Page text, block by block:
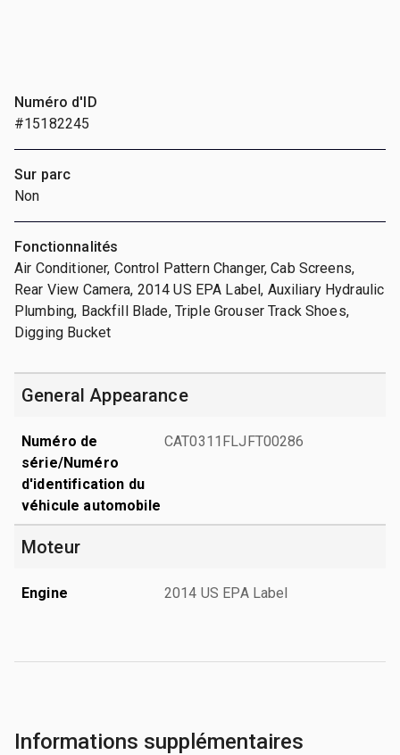
Numéro d'ID
#15182245
Sur parc
Non
Fonctionnalités
Air Conditioner, Control Pattern Changer, Cab Screens,
Rear View Camera, 2014 US EPA Label, Auxiliary Hydraulic
Plumbing, Backfill Blade, Triple Grouser Track Shoes,
Digging Bucket
General Appearance
Numéro de
série/Numéro
d'identification du
véhicule automobile
CAT0311FLJFT00286
Moteur
Engine 2014 US EPA Label
Informations supplémentaires